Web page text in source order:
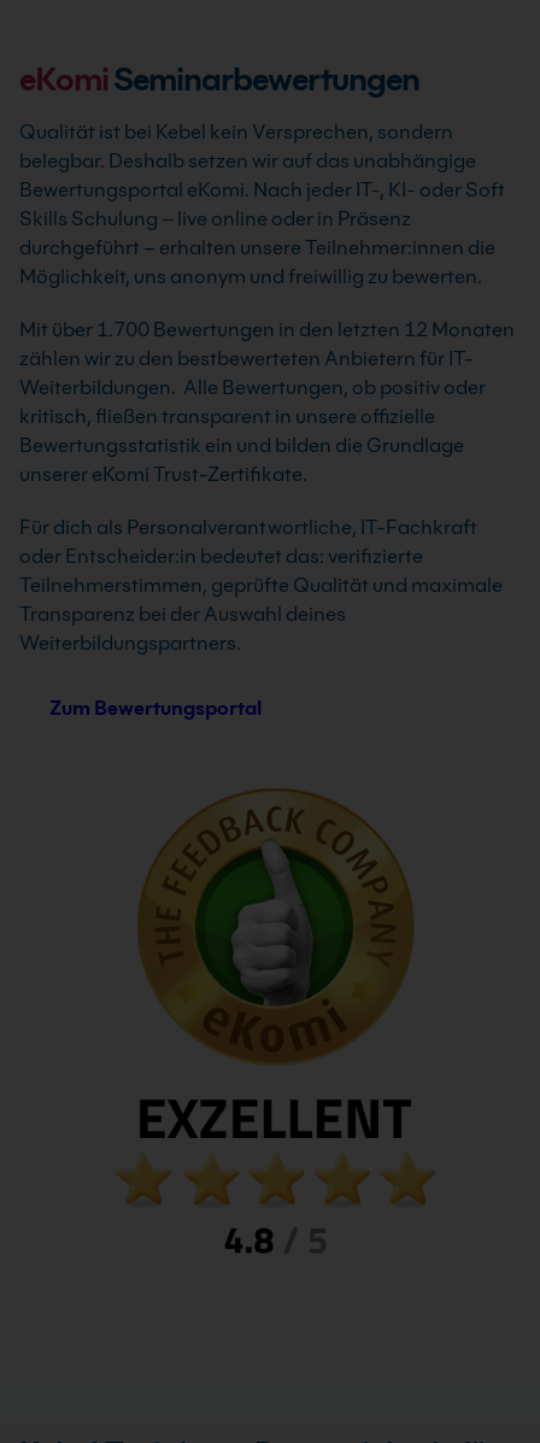
eKomiSeminarbewertungen
Qualität ist bei Kebel kein Versprechen, sondern
belegbar. Deshalb setzen wir auf das unabhängige
Bewertungsportal eKomi. Nach jeder IT-, KI- oder Soft
Skills Schulung – live online oder in Präsenz
durchgeführt – erhalten unsere Teilnehmer:innen die
Möglichkeit, uns anonym und freiwillig zu bewerten.
Mit über 1.700 Bewertungen in den letzten 12 Monaten
zählen wir zu den bestbewerteten Anbietern für IT-
Weiterbildungen. Alle Bewertungen, ob positiv oder
kritisch, fließen transparent in unsere offizielle
Bewertungsstatistik ein und bilden die Grundlage
unserer eKomi Trust-Zertifikate.
Für dich als Personalverantwortliche, IT-Fachkraft
oder Entscheider:in bedeutet das: verifizierte
Teilnehmerstimmen, geprüfte Qualität und maximale
Transparenz bei der Auswahl deines
Weiterbildungspartners.
Zum Bewertungsportal